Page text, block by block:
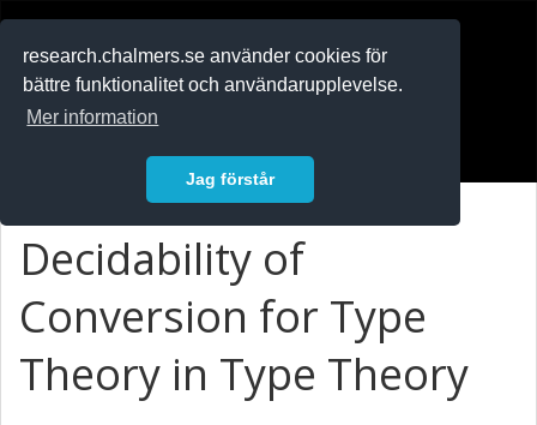
research.chalmers.se använder cookies för
bättre funktionalitet och användarupplevelse.
Mer information
Jag förstår
Decidability of
Conversion for Type
Theory in Type Theory